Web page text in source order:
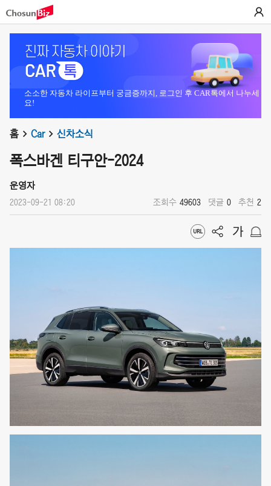
소소한 자동차 라이프부터 궁금증까지, 로그인 후 CAR톡에서 나누세
요!
홈 Car 신차소식
폭스바겐 티구안-2024
운영자
2023-09-21 08:20 조회수 49603 댓글 0 추천 2